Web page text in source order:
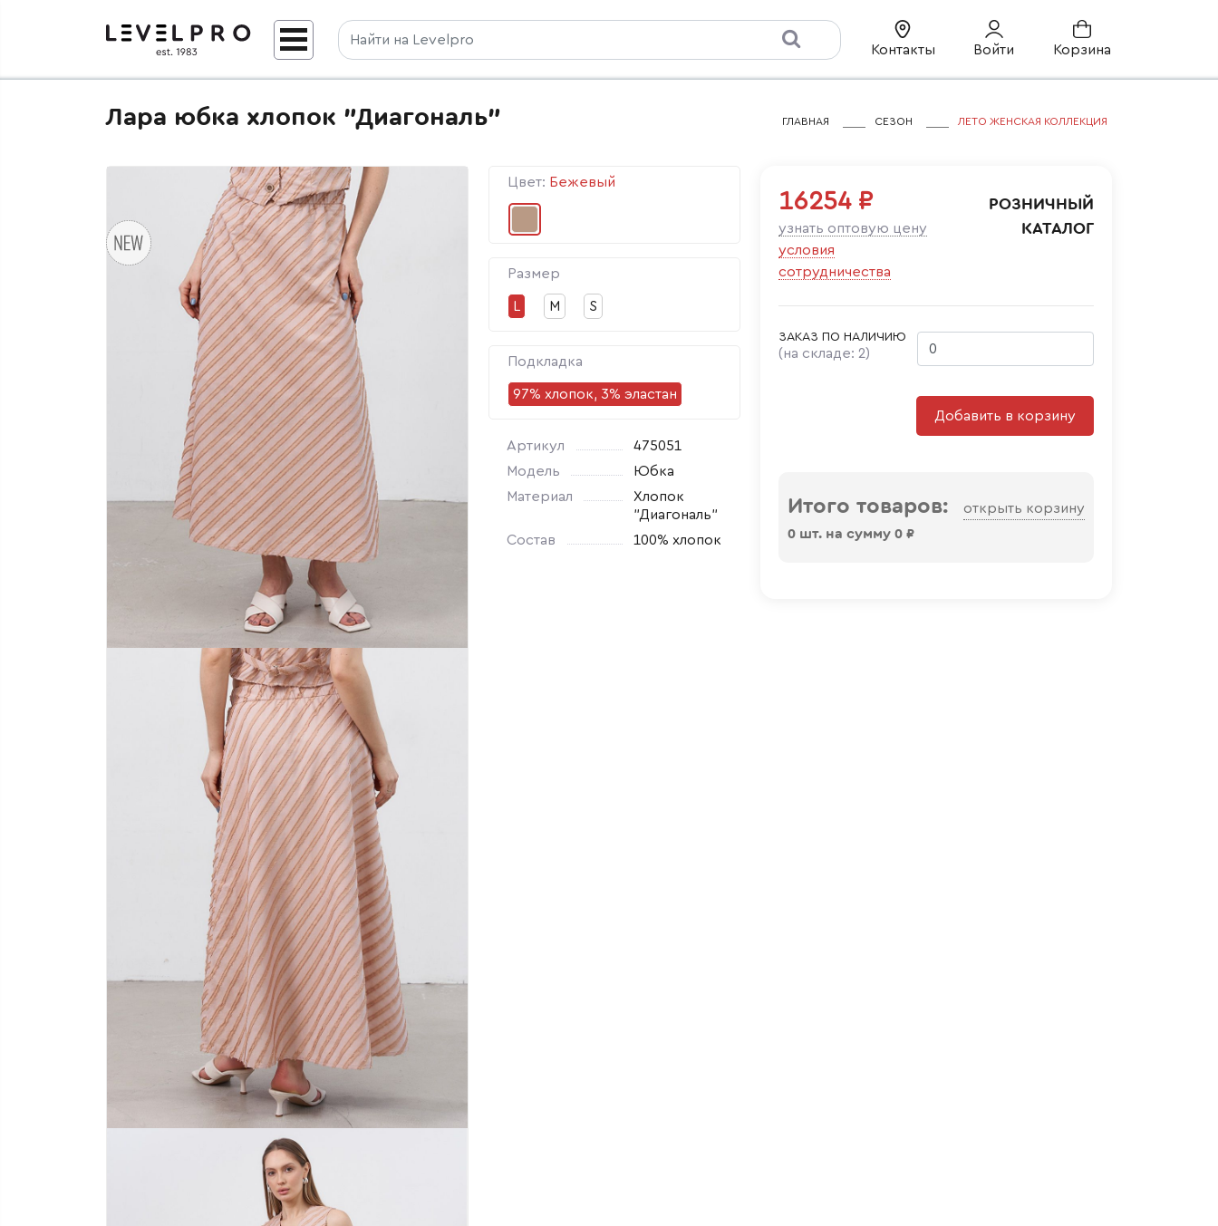
Контакты Войти Корзина
Лара юбка хлопок "Диагональ" ГЛАВНАЯ СЕЗОН ЛЕТО ЖЕНСКАЯ КОЛЛЕКЦИЯ
Цвет: Бежевый
Размер
L M S
Подкладка
97% хлопок, 3% эластан
Артикул
475051
Модель
Юбка
Материал
Хлопок
"Диагональ"
Состав
100% хлопок
16254 ₽
узнать оптовую цену
условия
сотрудничества
РОЗНИЧНЫЙ
КАТАЛОГ
ЗАКАЗ ПО НАЛИЧИЮ
(на складе: 2)
Добавить в корзину
Итого товаров:
0шт. на сумму 0₽
открыть корзину